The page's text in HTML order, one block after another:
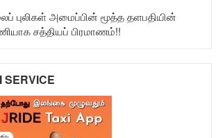
புலிகள் அமைப்பின் மூத்த தளபதியின்
சத்தியப் பிரமாணம்!!
SERVICE